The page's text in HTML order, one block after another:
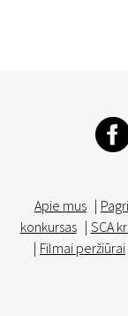
Apie mus |
konkursas | SCA
| Filmai peržiūrai